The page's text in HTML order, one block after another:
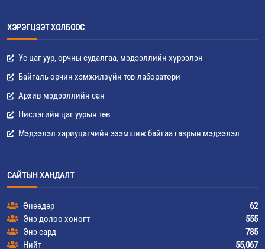
ХЭРЭГЦЭЭТ ХОЛБООС
Ус цаг уур, орчны судалгаа, мэдээллийн хүрээлэн
Байгаль орчин хэмжилзүйн төв лаборатори
Архив мэдээллийн сан
Нислэгийн цаг уурын төв
Мэдээлэл хариуцагчийн эзэмшиж байгаа газрын мэдээлэл
САЙТЫН ХАНДАЛТ
Өнөөдөр
62
Энэ долоо хоногт
555
Энэ сард
785
Нийт
55,067